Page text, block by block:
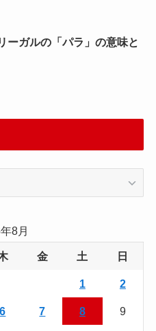
ーガルの「パラ」の意味と
8月
金 土 日
1 2
6 7 8 9